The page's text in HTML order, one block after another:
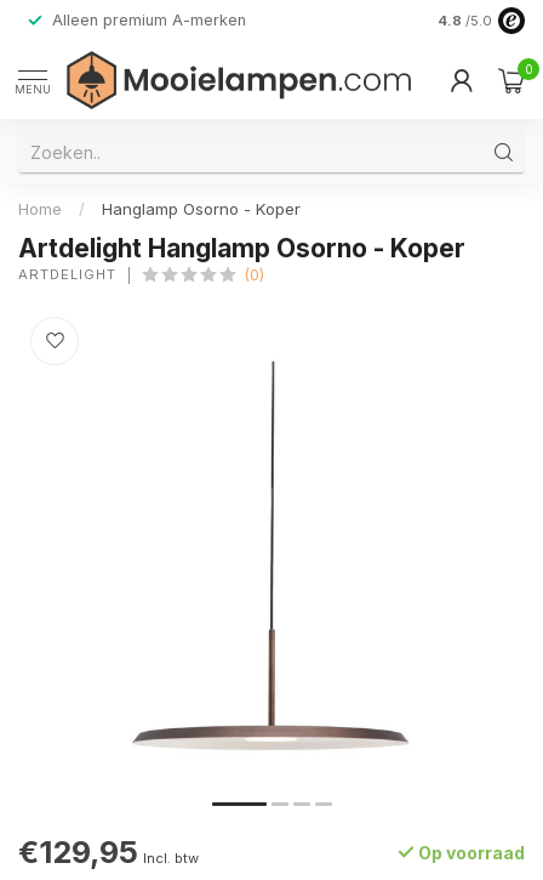
Alleen premium A-merken 4.8 /5.0
MENU
0
Home / Hanglamp Osorno - Koper
Artdelight Hanglamp Osorno - Koper
ARTDELIGHT (0)
€129,95 Incl. btw Op voorraad